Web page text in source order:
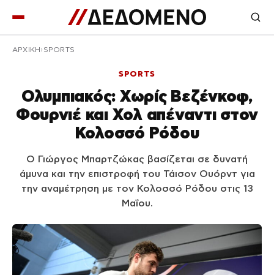
ΑΡΧΙΚΉ SPORTS
SPORTS
Ολυμπιακός: Χωρίς Βεζένκοφ,
Φουρνιέ και Χολ απέναντι στον
Κολοσσό Ρόδου
Ο Γιώργος Μπαρτζώκας βασίζεται σε δυνατή
άμυνα και την επιστροφή του Τάισον Ουόρντ για
την αναμέτρηση με τον Κολοσσό Ρόδου στις 13
Μαΐου.